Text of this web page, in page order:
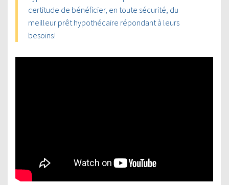
certitude de bénéficier, en toute sécurité, du
meilleur prêt hypothécaire répondant à leurs
besoins!